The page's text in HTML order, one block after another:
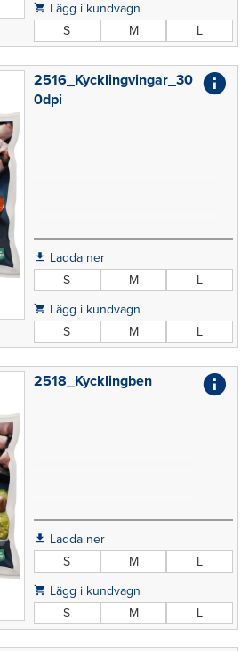
Lägg i kundvagn
S
M L
2516_Kycklingvingar_30
0dpi
Ladda ner
S
M
L
Lägg i kundvagn
S
M L
2518_Kycklingben
Ladda ner
S
M
L
Lägg i kundvagn
S
M L